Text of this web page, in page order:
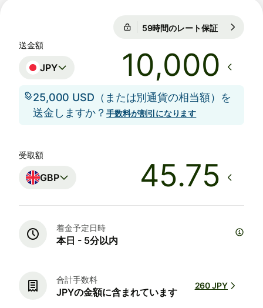
59時間のレート保証
送金額
JPY
25,000 USD（または別通貨の相当額）を
送金しますか？手数料が割引になります
受取額
GBP
着金予定日時
本日 - 5分以内
合計手数料
JPYの金額に含まれています
260 JPY